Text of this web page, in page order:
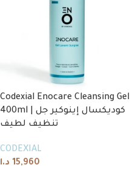
Codexial Enocare Cleansing Gel
400ml | كوديكسال إينوكير جل
تنظيف لطيف
CODEXIAL
15,960 د.ا